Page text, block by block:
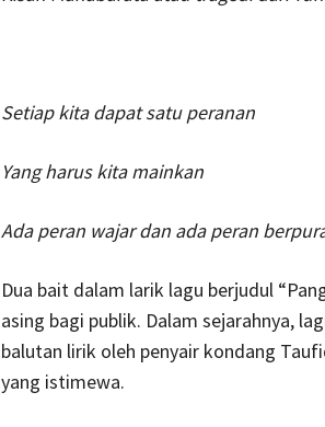
Setiap kita dapat satu peranan
Yang harus kita mainkan
Ada peran wajar dan ada peran
Dua bait dalam larik lagu berjudul
asing bagi publik. Dalam sejarahnya,
balutan lirik oleh penyair kondang
yang istimewa.